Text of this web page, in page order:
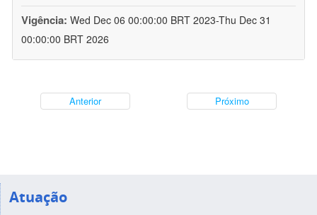
Vigência: Wed Dec 06 00:00:00 BRT 2023-Thu Dec 31
00:00:00 BRT 2026
Anterior Próximo
Atuação